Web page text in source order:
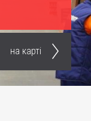
на карті